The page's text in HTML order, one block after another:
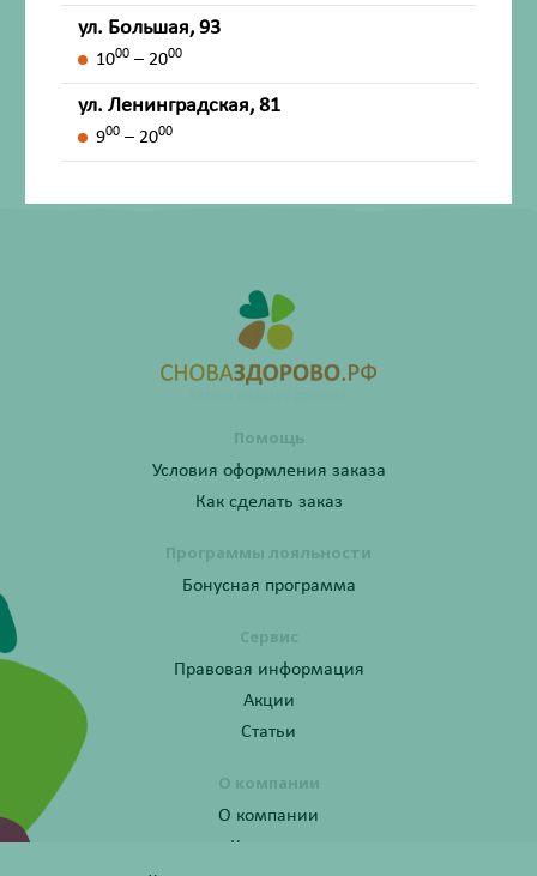
Внешний вид товара, упаковки, может отличаться от
изображения на фотографии.
Имеются противопоказания. Перед применением
лекарственных средств обязательно проконсультируйтесь
со специалистом и ознакомьтесь с официальной
Помощь
Условия оформления заказа
Как сделать заказ
Программы лояльности
Бонусная программа
Сервис
Правовая информация
Акции
Статьи
О компании
О компании
Контакты
ул. Большая, 93
1000 – 2000
ул. Ленинградская, 81
900 – 2000